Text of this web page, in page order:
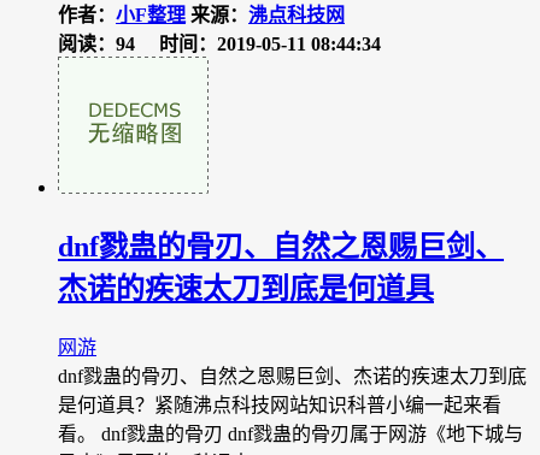
作者： 小F整理 来源： 沸点科技网
阅读：94
时间：2019-05-11 08:44:34
dnf戮蛊的骨刃、自然之恩赐巨剑、
杰诺的疾速太刀到底是何道具
网游
dnf戮蛊的骨刃、自然之恩赐巨剑、杰诺的疾速太刀到底
是何道具？紧随沸点科技网站知识科普小编一起来看
看。 dnf戮蛊的骨刃 dnf戮蛊的骨刃属于网游《地下城与